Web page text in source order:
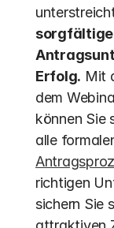
Erfolg. Mit
dem
können Sie
richtigen
sichern Sie